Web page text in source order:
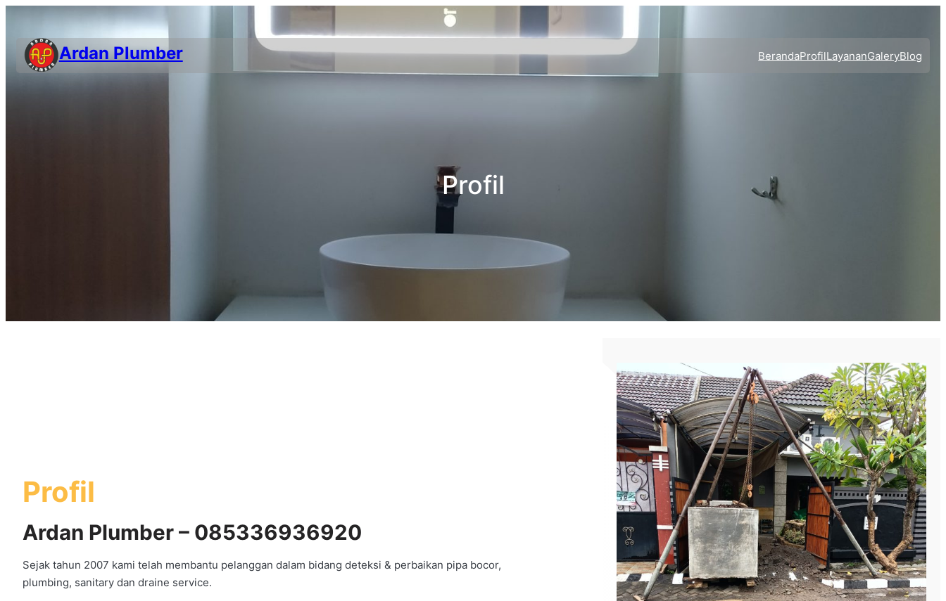
Ardan Plumber BerandaProfilLayananGaleryBlog
Profil
Profil
Ardan Plumber – 085336936920
Sejak tahun 2007 kami telah membantu pelanggan dalam bidang deteksi & perbaikan pipa bocor,
plumbing, sanitary dan draine service.